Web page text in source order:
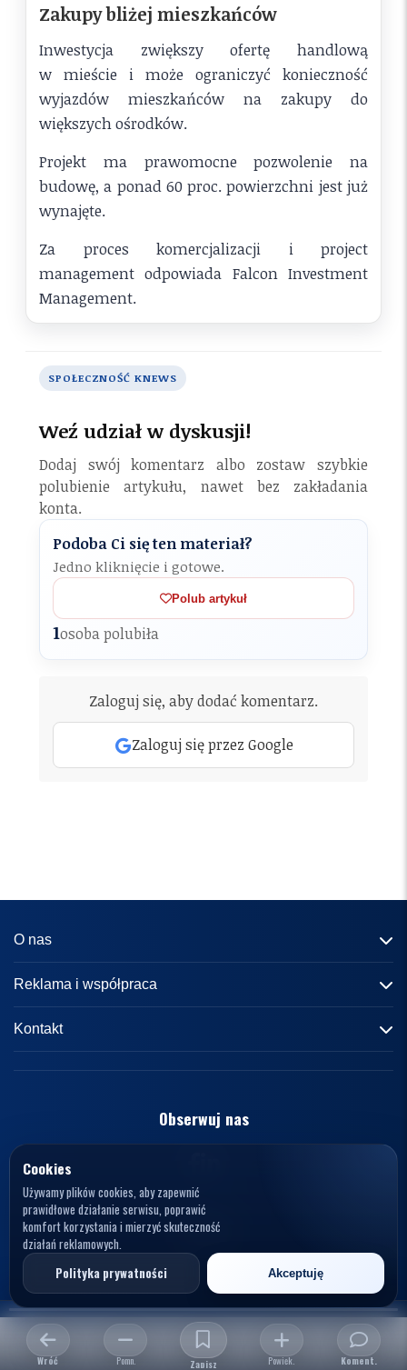
Zakupy bliżej mieszkańców
Inwestycja zwiększy ofertę handlową
w mieście i może ograniczyć konieczność
wyjazdów mieszkańców na zakupy do
większych ośrodków.
Projekt ma prawomocne pozwolenie na
budowę, a ponad 60 proc. powierzchni jest już
wynajęte.
Za proces komercjalizacji i project
management odpowiada Falcon Investment
Management.
SPOŁECZNOŚĆ KNEWS
Weź udział w dyskusji!
Dodaj swój komentarz albo zostaw szybkie
polubienie artykułu, nawet bez zakładania
konta.
Podoba Ci się ten materiał?
Jedno kliknięcie i gotowe.
Polub artykuł
1osoba polubiła
Zaloguj się, aby dodać komentarz.
Zaloguj się przez Google
Wróć Pomn. Zapisz Powięk. Koment.
O nas
Informacje o portalu
Kariera
Reklama i współpraca
Reklama
Kontakt
kontakt@knews.pl
Polska
NIP: 7272595979
Obserwuj nas
© 2026 KNews. Wszelkie prawa zastrzeżone.
Opelele. Magdalena Wiercioch, ul. Falista 167, 94-115 Łódź, NIP: 7272595979
Cookies
Używamy plików cookies, aby zapewnić
prawidłowe działanie serwisu, poprawić
komfort korzystania i mierzyć skuteczność
działań reklamowych.
Polityka prywatności
Akceptuję